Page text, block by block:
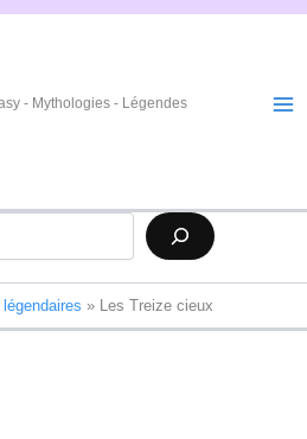
- Mythologies - Légendes
» Les Treize cieux